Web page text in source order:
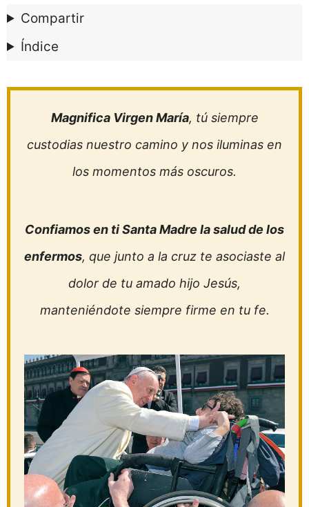
Compartir
Índice
Magnifica Virgen María, tú siempre
custodias nuestro camino y nos iluminas en
los momentos más oscuros.
Confiamos en ti Santa Madre la salud de los
enfermos, que junto a la cruz te asociaste al
dolor de tu amado hijo Jesús,
manteniéndote siempre firme en tu fe.